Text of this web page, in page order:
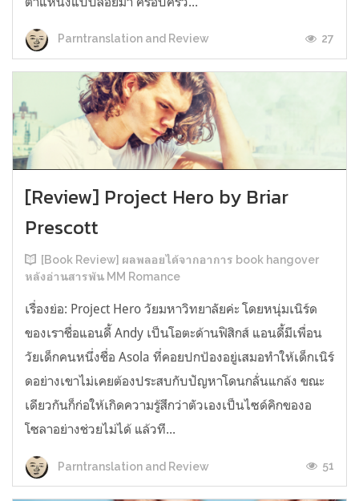
Parntranslation and Review 27
[Review] Project Hero by Briar
Prescott
[Book Review] ผลพลอยได้จากอาการ book hangover
หลังอ่านสารพัน MM Romance
เรื่องย่อ: Project Hero วัยมหาวิทยาลัยค่ะ โดยหนุ่มเนิร์ด
ของเราชื่อแอนดี้ Andy เป็นโอตะด้านฟิสิกส์ แอนดี้มีเพื่อน
วัยเด็กคนหนึ่งชื่อ Asola ที่คอยปกป้องอยู่เสมอทำให้เด็กเนิร์
ดอย่างเขาไม่เคยต้องประสบกับปัญหาโดนกลั่นแกล้ง ขณะ
เดียวกันก็ก่อให้เกิดความรู้สึกว่าตัวเองเป็นไซด์คิกของอ
โซลาอย่างช่วยไม่ได้ แล้วที...
Parntranslation and Review 51